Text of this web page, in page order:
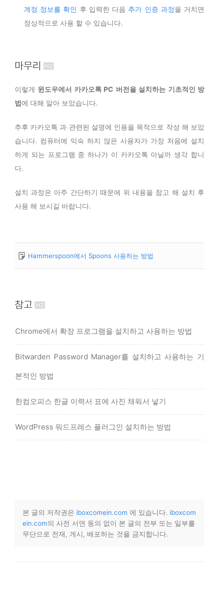
계정 정보를 확인 후 입력한 다음 추가 인증 과정을 거치면
정상적으로 사용 할 수 있습니다.
마무리
이렇게 윈도우에서 카카오톡 PC 버전을 설치하는 기초적인 방
법에 대해 알아 보았습니다.
추후 카카오톡 과 관련된 설명에 인용을 목적으로 작성 해 보았
습니다. 컴퓨터에 익숙 하지 않은 사용자가 가장 처음에 설치
하게 되는 프로그램 중 하나가 이 카카오톡 아닐까 생각 합니
다.
설치 과정은 아주 간단하기 때문에 위 내용을 참고 해 설치 후
사용 해 보시길 바랍니다.
Hammerspoon에서 Spoons 사용하는 방법
참고
Chrome에서 확장 프로그램을 설치하고 사용하는 방법
Bitwarden Password Manager를 설치하고 사용하는 기
본적인 방법
한컴오피스 한글 이력서 표에 사진 채워서 넣기
WordPress 워드프레스 플러그인 설치하는 방법
본 글의 저작권은 iboxcomein.com 에 있습니다. iboxcom
ein.com의 사전 서면 동의 없이 본 글의 전부 또는 일부를
무단으로 전재, 게시, 배포하는 것을 금지합니다.